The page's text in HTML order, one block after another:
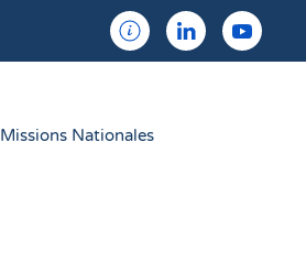
Missions Nationales